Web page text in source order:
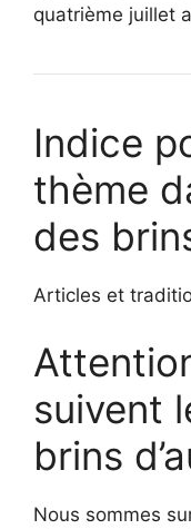
quatrième juillet
Indice
thème
des
Articles et
suivent
brins
Nous sommes